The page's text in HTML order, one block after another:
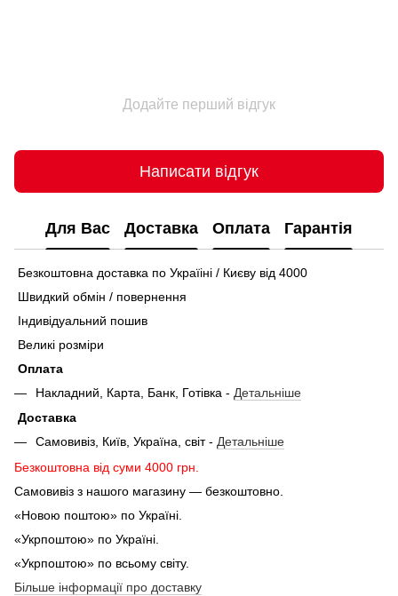
Додайте перший відгук
Написати відгук
Для Вас Доставка Оплата Гарантія
Безкоштовна доставка по Україіні / Києву від 4000
Швидкий обмін / повернення
Індивідуальний пошив
Великі розміри
Оплата
Накладний, Карта, Банк, Готівка - Детальніше
Доставка
Самовивіз, Київ, Україна, світ - Детальніше
Безкоштовна від суми 4000 грн.
Самовивіз з нашого магазину — безкоштовно.
«Новою поштою» по Україні.
«Укрпоштою» по Україні.
«Укрпоштою» по всьому світу.
Більше інформації про доставку